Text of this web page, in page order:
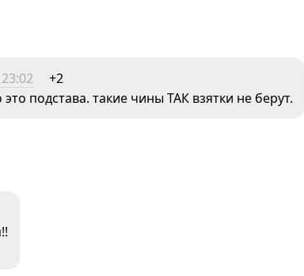
+2
подстава. такие чины ТАК взятки не берут.